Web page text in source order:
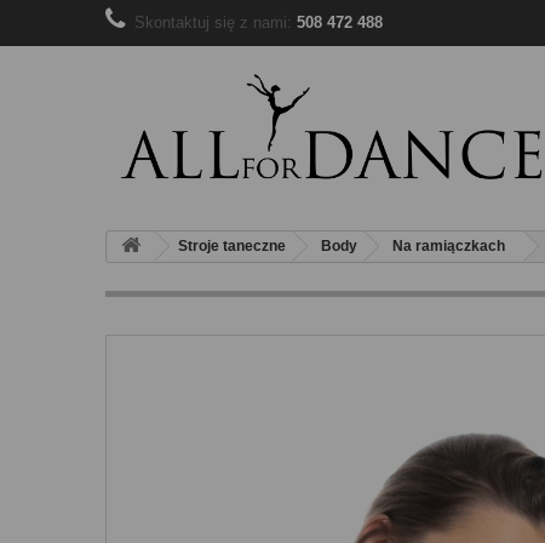
Skontaktuj się z nami: 508 472 488
Stroje taneczne Body Na ramiączkach